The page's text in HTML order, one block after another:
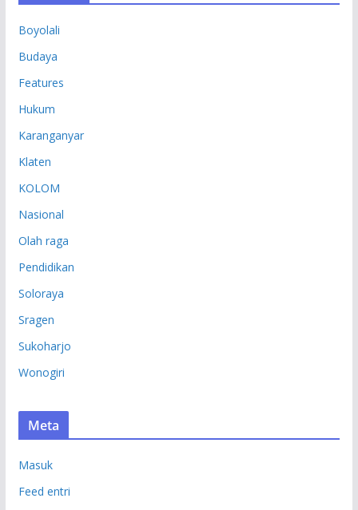
Boyolali
Budaya
Features
Hukum
Karanganyar
Klaten
KOLOM
Nasional
Olah raga
Pendidikan
Soloraya
Sragen
Sukoharjo
Wonogiri
Meta
Masuk
Feed entri